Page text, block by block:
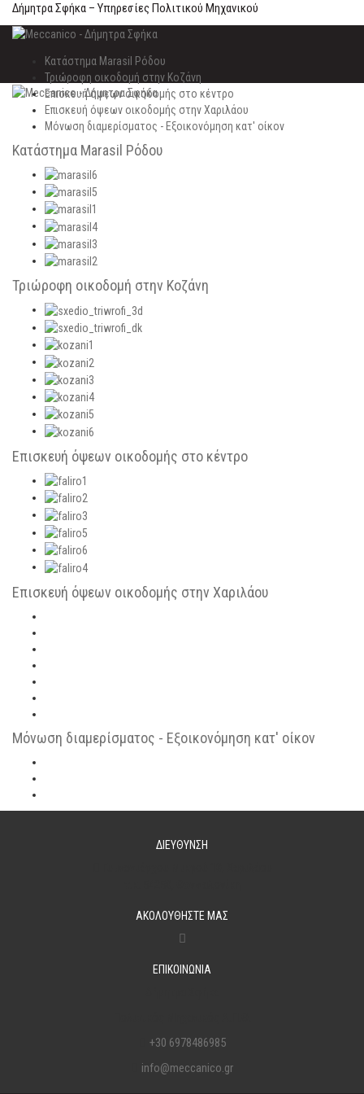
Δήμητρα Σφήκα – Υπηρεσίες Πολιτικού Μηχανικού
Κατάστημα Marasil Ρόδου
Τριώροφη οικοδομή στην Κοζάνη
Eπισκευή όψεων οικοδομής στο κέντρο
Eπισκευή όψεων οικοδομής στην Χαριλάου
Μόνωση διαμερίσματος - Εξοικονόμηση κατ' οίκον
Κατάστημα Marasil Ρόδου
Τριώροφη οικοδομή στην Κοζάνη
Eπισκευή όψεων οικοδομής στο κέντρο
Eπισκευή όψεων οικοδομής στην Χαριλάου
Μόνωση διαμερίσματος - Εξοικονόμηση κατ' οίκον
ΔΙΕΥΘΥΝΣΗ
ΑΚΟΛΟΥΘΗΣΤΕ ΜΑΣ
ΕΠΙΚΟΙΝΩΝΙΑ
+30 6978486985
info@meccanico.gr